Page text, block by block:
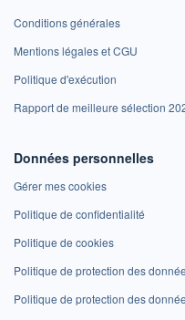
Conditions générales
Mentions légales et CGU
Politique d'exécution
Rapport de meilleure sélection
Données personnelles
Gérer mes cookies
Politique de confidentialité
Politique de cookies
Politique de protection des
Politique de protection des